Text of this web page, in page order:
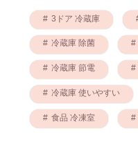
3ドア 冷蔵庫
冷蔵庫 除菌
冷蔵庫 節電
冷蔵庫 使いやすい
食品 冷凍室